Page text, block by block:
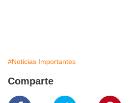
#Noticias Importantes
Comparte